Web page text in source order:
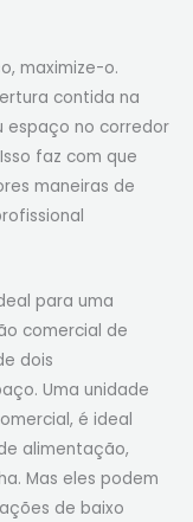
maximize-o.
contida na
espaço no corredor
faz com que
maneiras de
para uma
comercial de
dois
Uma unidade
é ideal
alimentação,
Mas eles podem
de baixo